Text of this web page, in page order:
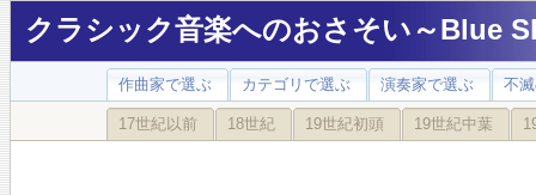
クラシック音楽へのおさそい～Blue
作曲家で選ぶ カテゴリで選ぶ 演奏家で選ぶ 不
17世紀以前 18世紀 19世紀初頭 19世紀中葉